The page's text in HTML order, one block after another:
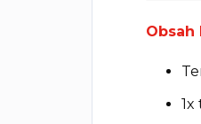
Obsah
1x